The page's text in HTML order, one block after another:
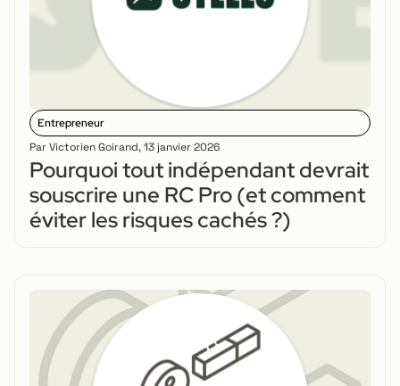
Entrepreneur
Par Victorien Goirand,13 janvier 2026
Pourquoi tout indépendant devrait
souscrire une RC Pro (et comment
éviter les risques cachés ?)